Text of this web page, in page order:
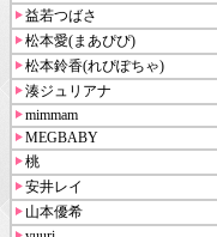
益若つばさ
松本愛(まあぴぴ)
松本鈴香(れぴぽちゃ)
湊ジュリアナ
mimmam
MEGBABY
桃
安井レイ
山本優希